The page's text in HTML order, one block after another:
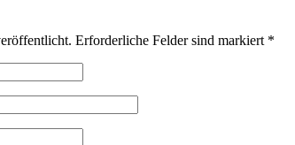
Erforderliche Felder sind markiert *